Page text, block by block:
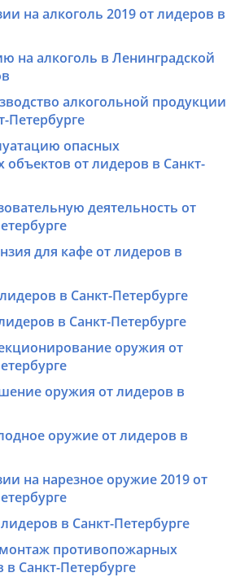
на алкоголь 2019 от лидеров в
на алкоголь в Ленинградской
алкогольной продукции
Петербурге
опасных
объектов от лидеров в Санкт-
деятельность от
для кафе от лидеров в
в Санкт-Петербурге
в Санкт-Петербурге
оружия от
оружия от лидеров в
оружие от лидеров в
на нарезное оружие 2019 от
в Санкт-Петербурге
противопожарных
Санкт-Петербурге